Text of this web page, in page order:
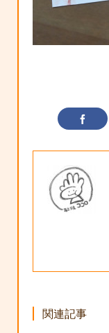
関連記事